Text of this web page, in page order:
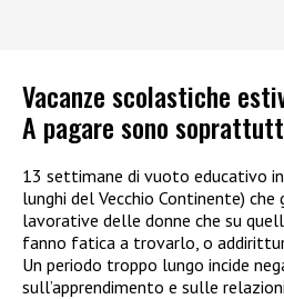
Vacanze scolastiche
A pagare sono
13 settimane di vuoto educativo
lunghi del Vecchio Continente)
lavorative delle donne che su
fanno fatica a trovarlo, o
Un periodo troppo lungo incide
sull’apprendimento e sulle